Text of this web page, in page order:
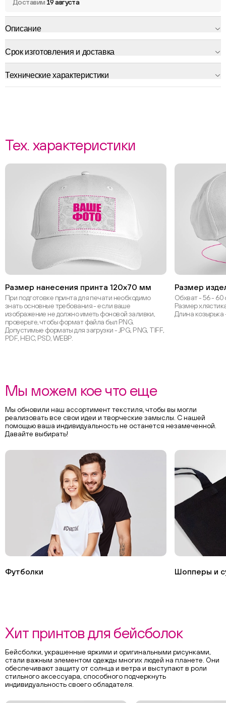
Доставим 19 августа
Описание
Срок изготовления и доставка
Технические характеристики
Тех. характеристики
Размер нанесения принта 120х70 мм
При подготовке принта для печати необходимо
знать основные требования - если ваше
изображение не должно иметь фоновой заливки,
проверьте, чтобы формат файла был PNG.
Допустимые форматы для загрузки - JPG, PNG, TIFF,
PDF, HEIC, PSD, WEBP.
Размер
Обхват - 56 - 60
Размер
Длина козырька
Мы можем кое что еще
Мы обновили наш ассортимент текстиля, чтобы вы могли
реализовать все свои идеи и творческие замыслы. С нашей
помощью ваша индивидуальность не останется незамеченной.
Давайте выбирать!
Футболки Шопперы и
Хит принтов для бейсболок
Бейсболки, украшенные яркими и оригинальными рисунками,
стали важным элементом одежды многих людей на планете. Они
обеспечивают защиту от солнца и ветра и выступают в роли
стильного аксессуара, способного подчеркнуть
индивидуальность своего обладателя.